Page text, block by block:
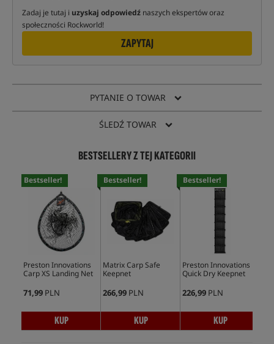
Zadaj je tutaj i uzyskaj odpowiedź naszych ekspertów oraz
społeczności Rockworld!
ZAPYTAJ
PYTANIE O TOWAR
ŚLEDŹ TOWAR
BESTSELLERY Z TEJ KATEGORII
Bestseller!
Preston Innovations
Carp XS Landing Net
71,99 PLN
KUP
Bestseller!
Matrix Carp Safe
Keepnet
266,99 PLN
KUP
Bestseller!
Preston Innovations
Quick Dry Keepnet
226,99 PLN
KUP